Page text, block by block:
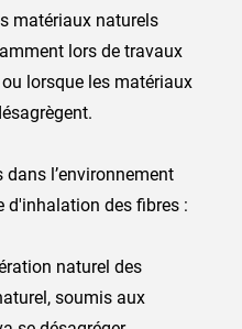
matériaux naturels
lors de travaux
lorsque les matériaux
l’environnement
d'inhalation des fibres :
naturel des
soumis aux